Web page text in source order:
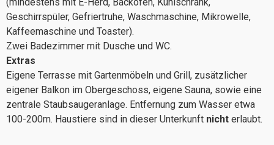
Geschirrspüler, Gefriertruhe, Waschmaschine, Mikrowelle,
Kaffeemaschine und Toaster).
Zwei Badezimmer mit Dusche und WC.
Extras
Eigene Terrasse mit Gartenmöbeln und Grill, zusätzlicher
eigener Balkon im Obergeschoss, eigene Sauna, sowie eine
zentrale Staubsaugeranlage. Entfernung zum Wasser etwa
100-200m. Haustiere sind in dieser Unterkunft nicht erlaubt.